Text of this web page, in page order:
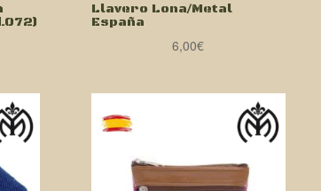
Llavero Lona/Metal
España
6,00€